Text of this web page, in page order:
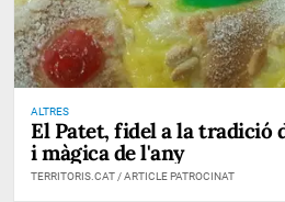
ALTRES
El Patet, fidel a la tradició
i màgica de l'any
TERRITORIS.CAT / ARTICLE PATROCINAT